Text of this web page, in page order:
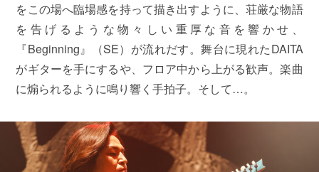
をこの場へ臨場感を持って描き出すように、荘厳な物語
を告げるような物々しい重厚な音を響かせ、
『Beginning』（SE）が流れだす。舞台に現れたDAITA
がギターを手にするや、フロア中から上がる歓声。楽曲
に煽られるように鳴り響く手拍子。そして…。